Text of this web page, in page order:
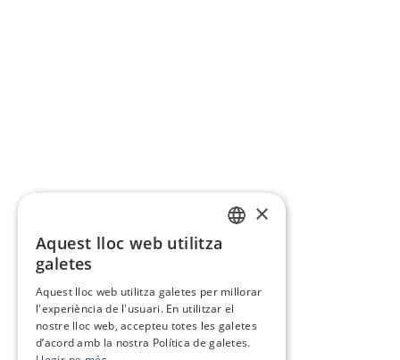
×
Aquest lloc web utilitza
galetes
Aquest lloc web utilitza galetes per millorar
l'experiència de l'usuari. En utilitzar el
nostre lloc web, accepteu totes les galetes
d’acord amb la nostra Política de galetes.